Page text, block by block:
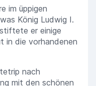
im üppigen
König Ludwig I.
er einige
in die vorhandenen
nach
mit den schönen